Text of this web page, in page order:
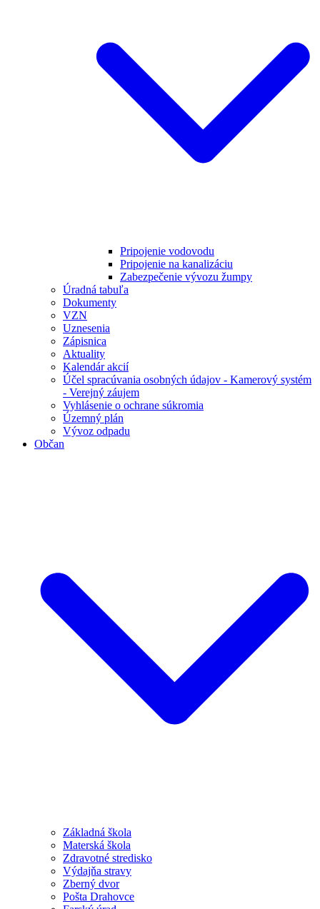
Pripojenie vodovodu
Pripojenie na kanalizáciu
Zabezpečenie vývozu žumpy
Úradná tabuľa
Dokumenty
VZN
Uznesenia
Zápisnica
Aktuality
Kalendár akcií
Účel spracúvania osobných údajov - Kamerový systém
- Verejný záujem
Vyhlásenie o ochrane súkromia
Územný plán
Vývoz odpadu
Občan
Základná škola
Materská škola
Zdravotné stredisko
Výdajňa stravy
Zberný dvor
Pošta Drahovce